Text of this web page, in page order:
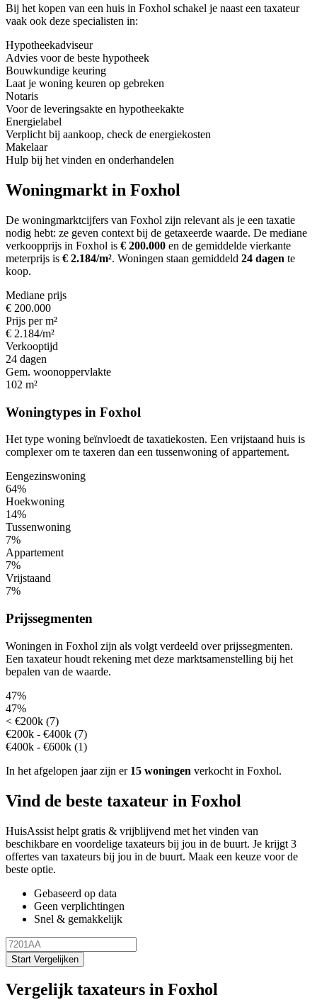
Bij het kopen van een huis in Foxhol schakel je naast een taxateur
vaak ook deze specialisten in:
Hypotheekadviseur
Advies voor de beste hypotheek
Bouwkundige keuring
Laat je woning keuren op gebreken
Notaris
Voor de leveringsakte en hypotheekakte
Energielabel
Verplicht bij aankoop, check de energiekosten
Makelaar
Hulp bij het vinden en onderhandelen
Woningmarkt in Foxhol
De woningmarktcijfers van Foxhol zijn relevant als je een taxatie
nodig hebt: ze geven context bij de getaxeerde waarde. De mediane
verkoopprijs in Foxhol is € 200.000 en de gemiddelde vierkante
meterprijs is € 2.184/m². Woningen staan gemiddeld 24 dagen te
koop.
Mediane prijs
€ 200.000
Prijs per m²
€ 2.184/m²
Verkooptijd
24 dagen
Gem. woonoppervlakte
102 m²
Woningtypes in Foxhol
Het type woning beïnvloedt de taxatiekosten. Een vrijstaand huis is
complexer om te taxeren dan een tussenwoning of appartement.
Eengezinswoning
64%
Hoekwoning
14%
Tussenwoning
7%
Appartement
7%
Vrijstaand
7%
Prijssegmenten
Woningen in Foxhol zijn als volgt verdeeld over prijssegmenten.
Een taxateur houdt rekening met deze marktsamenstelling bij het
bepalen van de waarde.
47%
47%
< €200k (7)
€200k - €400k (7)
€400k - €600k (1)
In het afgelopen jaar zijn er 15 woningen verkocht in Foxhol.
Vind de beste taxateur in Foxhol
HuisAssist helpt gratis & vrijblijvend met het vinden van
beschikbare en voordelige taxateurs bij jou in de buurt. Je krijgt 3
offertes van taxateurs bij jou in de buurt. Maak een keuze voor de
beste optie.
Gebaseerd op data
Geen verplichtingen
Snel & gemakkelijk
Start Vergelijken
Vergelijk taxateurs in Foxhol